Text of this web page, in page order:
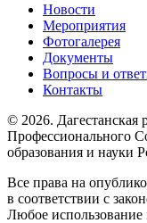
Новости
Мероприятия
Фотогалерея
Документы
Вопросы и
Контакты
© 2026. Дагестанская
Профессионального
образования и науки
Все права на
в соответствии с
Любое использование